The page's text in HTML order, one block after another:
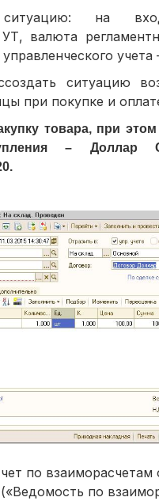
ситуацию: на
валюта
учета
ситуацию
при покупке и
товара, при
–
по взаиморасчетам
по